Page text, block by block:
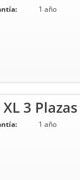
1 año
3
1 año